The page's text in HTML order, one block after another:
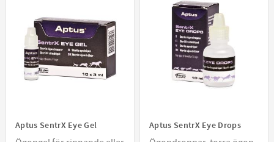
Aptus SentrX Eye Gel Aptus SentrX Eye Drops